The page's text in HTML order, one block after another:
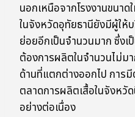
นอกเหนือจากโรงงานขนา
ในจังหวัดอุทัยธานียังมีผู้ให้
ย่อยอีกเป็นจำนวนมาก ซึ่งเ
ต้องการผลิตในจำนวนไม่ม
ด้านที่แตกต่างออกไป การ
ตลาดการผลิตเสื้อในจังห
อย่างต่อเนื่อง